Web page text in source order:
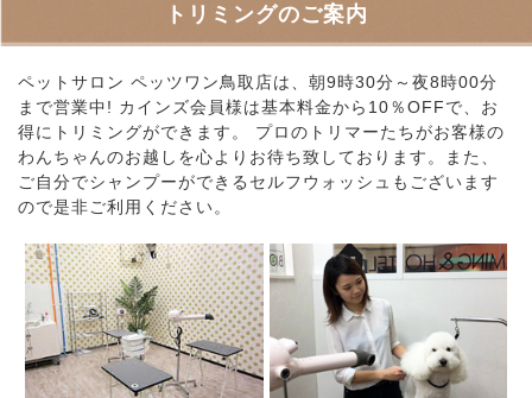
トリミングのご案内
ペットサロン ペッツワン鳥取店は、朝9時30分～夜8時00分
まで営業中! カインズ会員様は基本料金から10％OFFで、お
得にトリミングができます。 プロのトリマーたちがお客様の
わんちゃんのお越しを心よりお待ち致しております。また、
ご自分でシャンプーができるセルフウォッシュもございます
ので是非ご利用ください。